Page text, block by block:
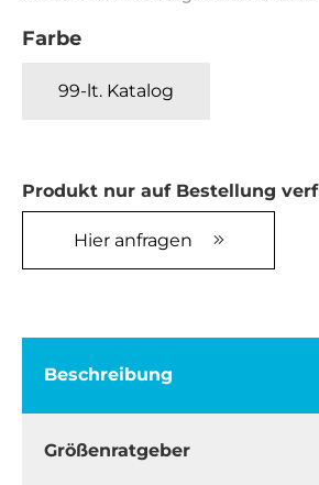
Farbe
99-lt. Katalog
Produkt nur auf Bestellung
Hier anfragen
Beschreibung
Größenratgeber